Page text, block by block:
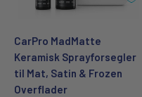
CarPro MadMatte
Keramisk Sprayforsegler
til Mat, Satin & Frozen
Overflader